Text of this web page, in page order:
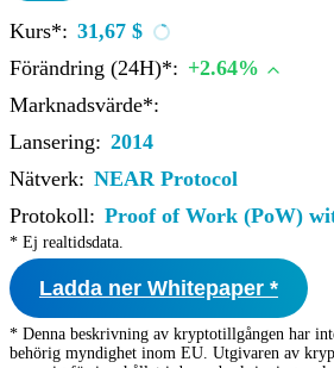
Kurs*: 31,67 $
Förändring (24H)*: +2.64%
Marknadsvärde*:
Lansering: 2014
Nätverk: NEAR Protocol
Protokoll: Proof of Work (PoW)
* Ej realtidsdata.
Ladda ner Whitepaper *
* Denna beskrivning av kryptotillgången har
behörig myndighet inom EU. Utgivaren av